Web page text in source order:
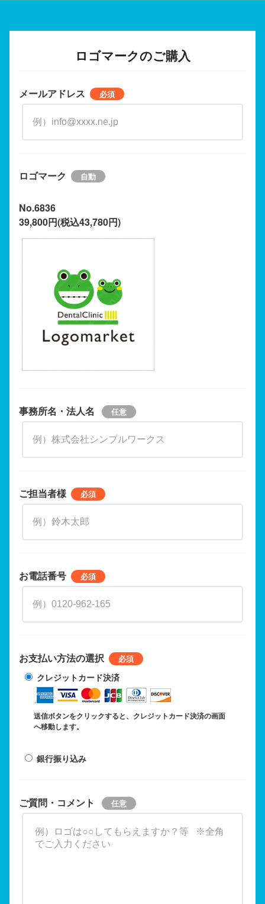
ロゴマークのご購入
メールアドレス
ロゴマーク
No.6836
39,800円(税込43,780円)
事務所名・法人名
ご担当者様
お電話番号
お支払い方法の選択
クレジットカード決済
送信ボタンをクリックすると、クレジットカード決済の画面
へ移動します。
銀行振り込み
ご質問・コメント